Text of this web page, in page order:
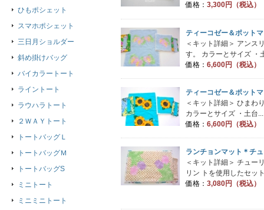
価格： 3,300円（税込）
ティーコゼー＆ポット
＜キット詳細＞ アンス
す。 カラーとサイズ ・
価格： 6,600円（税込）
ティーコゼー＆ポット
＜キット詳細＞ ひまわ
カラーとサイズ ・土台...
価格： 6,600円（税込）
ランチョンマット＊チ
＜キット詳細＞ チュー
リン トを使用したセッ
価格： 3,080円（税込）
ひもポシェット
スマホポシェット
三日月ショルダー
斜め掛けバッグ
バイカラートート
ライントート
ラウハラトート
２ＷＡＹトート
トートバッグＬ
トートバッグＭ
トートバッグS
ミニトート
ミニミニトート